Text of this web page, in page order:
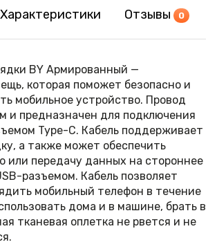
Характеристики Отзывы 0
BY Армированный —
которая поможет безопасно и
мобильное устройство. Провод
и предназначен для подключения
Type-C. Кабель поддерживает
а также может обеспечить
или передачу данных на стороннее
разъемом. Кабель позволяет
мобильный телефон в течение
дома и в машине, брать в
тканевая оплетка не рвется и не